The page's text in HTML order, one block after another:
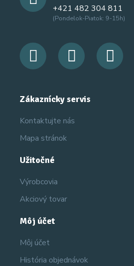
+421 482 304 811
(Pondelok-Piatok: 9-15h)
Zákaznícky servis
Kontaktujte nás
Mapa stránok
Užitočné
Výrobcovia
Akciový tovar
Môj účet
Môj účet
História objednávok